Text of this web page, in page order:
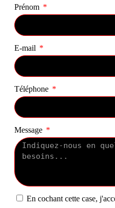
Prénom
E-mail
Téléphone
Message
En cochant cette case,